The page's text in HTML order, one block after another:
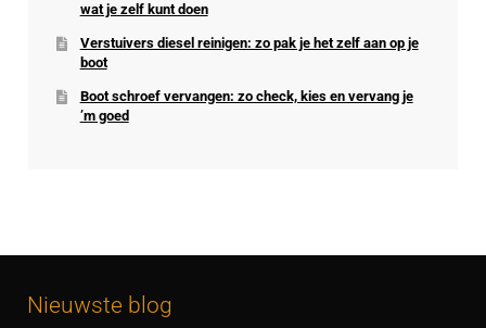
wat je zelf kunt doen
Verstuivers diesel reinigen: zo pak je het zelf aan op je
boot
Boot schroef vervangen: zo check, kies en vervang je
’m goed
Nieuwste blog